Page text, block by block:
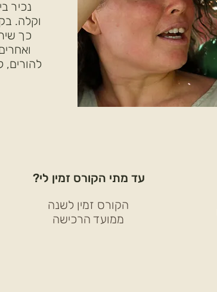
נכיר
וקלה.
כך
להורים,
הקורס זמין לשנה
ממועד הרכישה
עד מתי הקורס זמין לי?